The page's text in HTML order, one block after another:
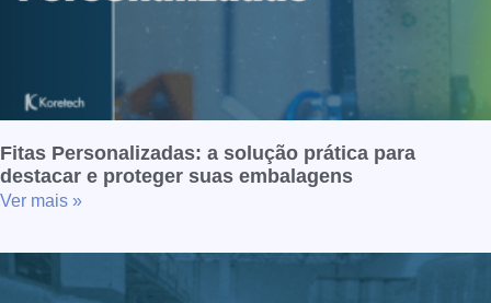
Fitas Personalizadas: a solução prática para
destacar e proteger suas embalagens
Ver mais »